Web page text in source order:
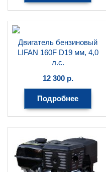
Двигатель бензиновый
LIFAN 160F D19 мм, 4,0
л.с.
LIFAN
12 300р.
Подробнее